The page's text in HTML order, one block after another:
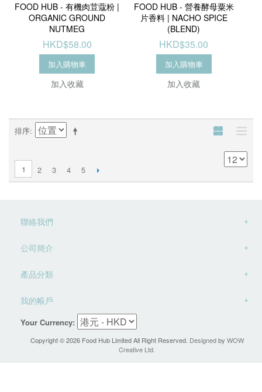
FOOD HUB - 有機肉荳蔻粉 |
ORGANIC GROUND
NUTMEG
HKD$58.00
加入購物車
加入收藏
FOOD HUB - 營養酵母粟米
片香料 | NACHO SPICE
(BLEND)
HKD$35.00
加入購物車
加入收藏
排序
1 2 3 4 5
聯絡我們
公司簡介
產品分類
我的帳戶
Your Currency:
Copyright ©2026 Food Hub Limited All Right Reserved. Designedby WOW
Creative Ltd.